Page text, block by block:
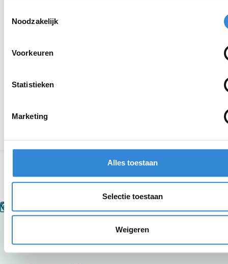
Noodzakelijk
Voorkeuren
Statistieken
Marketing
Alles toestaan
Selectie toestaan
Weigeren
Kwaliteit bij Aveleijn
Verstrekkingen
Bestuurscentrum Aveleijn